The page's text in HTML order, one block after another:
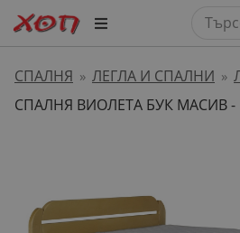
СПАЛНЯ » ЛЕГЛА И СПАЛНИ »
СПАЛНЯ ВИОЛЕТА БУК МАСИВ